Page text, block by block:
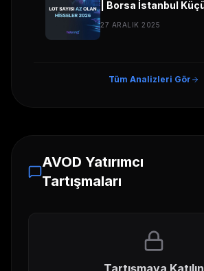
| Borsa İstanbul
27 ARALIK 2025
Tüm Analizleri Gör
AVOD Yatırımcı
Tartışmaları
Tartışmaya Katılın